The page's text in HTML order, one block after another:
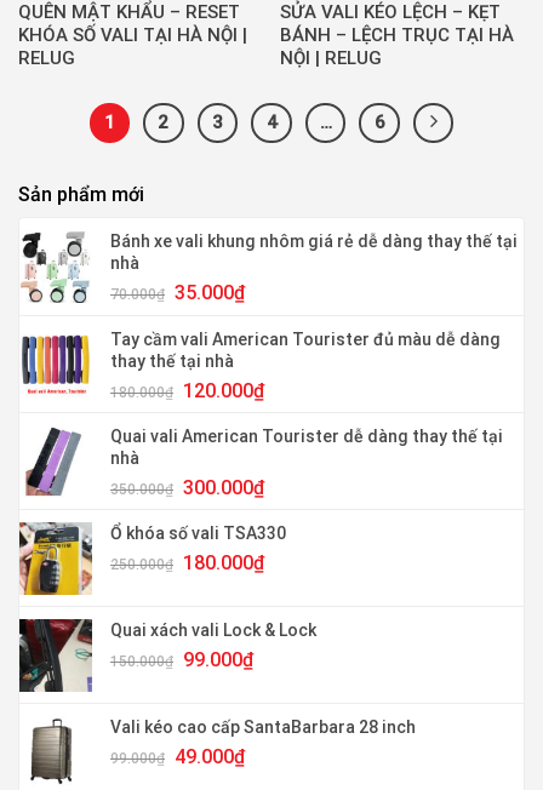
QUÊN MẬT KHẨU – RESET
KHÓA SỐ VALI TẠI HÀ NỘI |
RELUG
SỬA VALI KÉO LỆCH – KẸT
BÁNH – LỆCH TRỤC TẠI HÀ
NỘI | RELUG
1 2 3 4 … 6
Sản phẩm mới
Bánh xe vali khung nhôm giá rẻ dễ dàng thay thế tại
nhà
70.000₫ Giá
là:
70.000₫.
35.000₫Giá
tại
35.000₫.
Tay cầm vali American Tourister đủ màu dễ dàng
thay thế tại nhà
180.000₫
Giá
là:
120.000₫Giá
tại
120.000₫.
Quai vali American Tourister dễ dàng thay thế tại
nhà
350.000₫ Giá
là:
350.000₫.
300.000₫Giá
tại
là:
300.000₫.
Ổ khóa số vali TSA330
250.000₫
Giá
250.000₫.
180.000₫Giá
là:
Quai xách vali Lock & Lock
150.000₫
Giá
150.000₫.
99.000₫Giá
là:
Vali kéo cao cấp SantaBarbara 28 inch
99.000₫
Giá
49.000₫Giá